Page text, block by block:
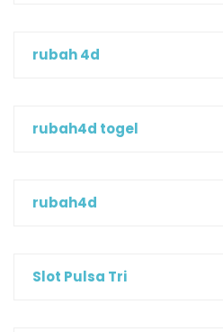
rubah 4d
rubah4d togel
rubah4d
Slot Pulsa Tri